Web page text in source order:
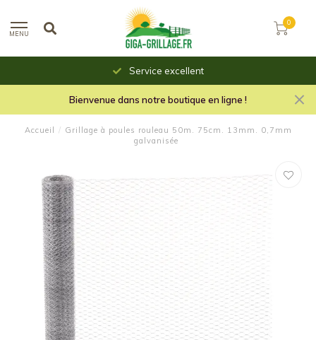
MENU
0
Service excellent
Bienvenue dans notre boutique en ligne !
Accueil / Grillage à poules rouleau 50m. 75cm. 13mm. 0,7mm
galvanisée